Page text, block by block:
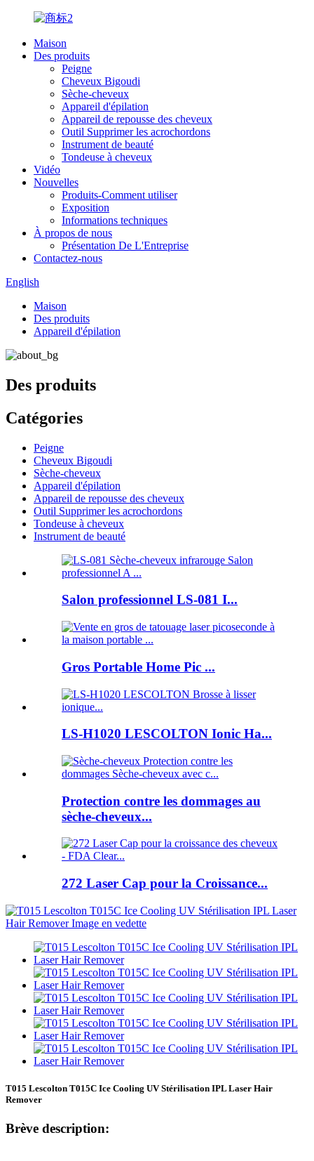
Maison
Des produits
Peigne
Cheveux Bigoudi
Sèche-cheveux
Appareil d'épilation
Appareil de repousse des cheveux
Outil Supprimer les acrochordons
Instrument de beauté
Tondeuse à cheveux
Vidéo
Nouvelles
Produits-Comment utiliser
Exposition
Informations techniques
À propos de nous
Présentation De L'Entreprise
Contactez-nous
English
Maison
Des produits
Appareil d'épilation
Des produits
Catégories
Peigne
Cheveux Bigoudi
Sèche-cheveux
Appareil d'épilation
Appareil de repousse des cheveux
Outil Supprimer les acrochordons
Tondeuse à cheveux
Instrument de beauté
Salon professionnel LS-081 I...
Gros Portable Home Pic ...
LS-H1020 LESCOLTON Ionic Ha...
Protection contre les dommages au
sèche-cheveux...
272 Laser Cap pour la Croissance...
T015 Lescolton T015C Ice Cooling UV Stérilisation IPL Laser Hair
Remover
Brève description: